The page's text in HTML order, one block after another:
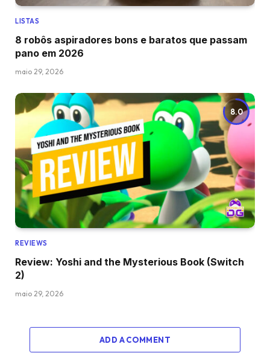
LISTAS
8 robôs aspiradores bons e baratos que passam
pano em 2026
maio 29, 2026
8.0
REVIEWS
Review: Yoshi and the Mysterious Book (Switch
2)
maio 29, 2026
ADD A COMMENT